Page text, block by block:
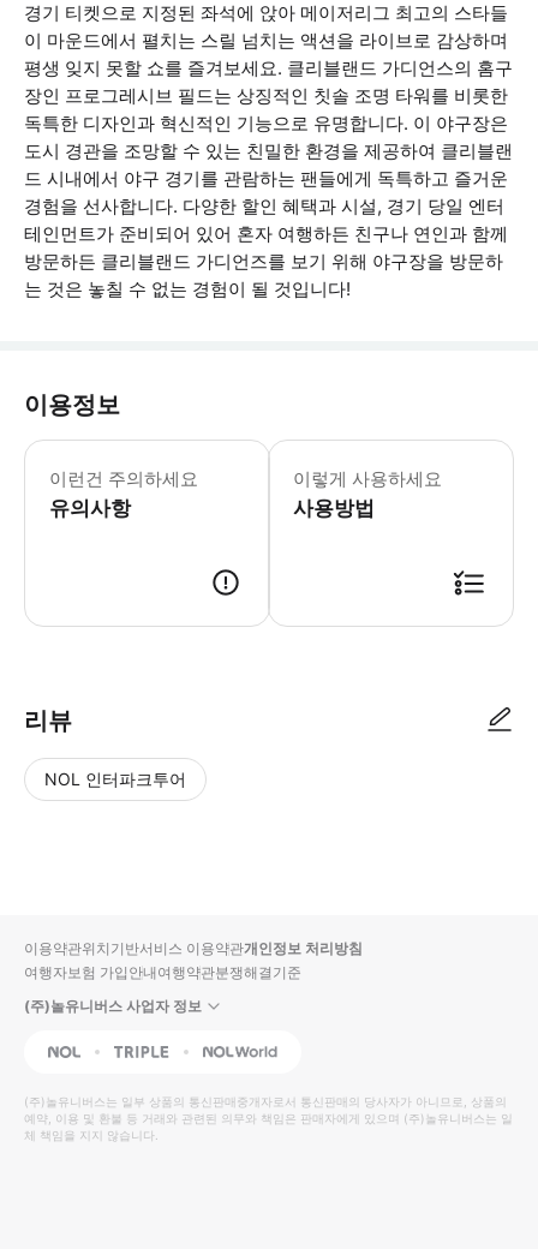
경기 티켓으로 지정된 좌석에 앉아 메이저리그 최고의 스타들
이 마운드에서 펼치는 스릴 넘치는 액션을 라이브로 감상하며
평생 잊지 못할 쇼를 즐겨보세요. 클리블랜드 가디언스의 홈구
장인 프로그레시브 필드는 상징적인 칫솔 조명 타워를 비롯한
독특한 디자인과 혁신적인 기능으로 유명합니다. 이 야구장은
도시 경관을 조망할 수 있는 친밀한 환경을 제공하여 클리블랜
드 시내에서 야구 경기를 관람하는 팬들에게 독특하고 즐거운
경험을 선사합니다. 다양한 할인 혜택과 시설, 경기 당일 엔터
테인먼트가 준비되어 있어 혼자 여행하든 친구나 연인과 함께
방문하든 클리블랜드 가디언즈를 보기 위해 야구장을 방문하
는 것은 놓칠 수 없는 경험이 될 것입니다!
이용정보
이런건 주의하세요
유의사항
GetYourGuide QR 코드는 입장권이
이렇게 사용하세요
사용방법
리뷰
NOL 인터파크투어
입니
다.
높
은
순
동
영
상
순
상
이용약관위치기반서비스 이용약관개인정보 처리방침
여행자보험 가입안내여행약관분쟁해결기준
(주)놀유니버스 사업자 정보
NOL Triple Interpark Global
(주)놀유니버스는 일부 상품의 통신판매중개자로서 통신판매의 당사자가 아니므로, 상품의
예약, 이용 및 환불 등 거래와 관련된 의무와 책임은 판매자에게 있으며 (주)놀유니버스는 일
체 책임을 지지 않습니다.